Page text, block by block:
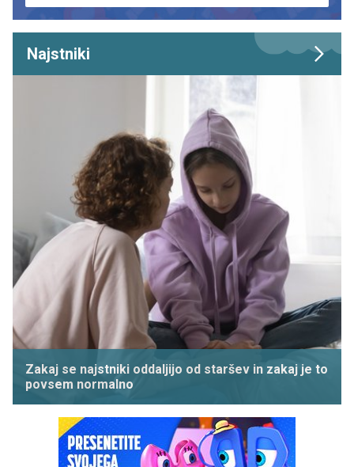
Najstniki
Zakaj se najstniki oddaljijo od staršev in zakaj je to
povsem normalno